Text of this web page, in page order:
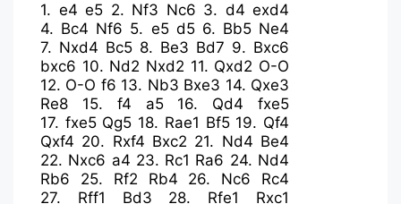
1. e4 e5 2. Nf3 Nc6 3. d4 exd4
4. Bc4 Nf6 5. e5 d5 6. Bb5 Ne4
7. Nxd4 Bc5 8. Be3 Bd7 9. Bxc6
bxc6 10. Nd2 Nxd2 11. Qxd2 O-O
12. O-O f6 13. Nb3 Bxe3 14. Qxe3
Re8
15. f4 a5 16. Qd4
fxe5
17. fxe5 Qg5 18. Rae1 Bf5 19. Qf4
Qxf4 20. Rxf4 Bxc2 21. Nd4 Be4
22. Nxc6 a4 23. Rc1 Ra6 24. Nd4
Rb6
25. Rf2 Rb4 26. Nc6
Rc4
27. Rff1 Bd3 28. Rfe1
Rxc1